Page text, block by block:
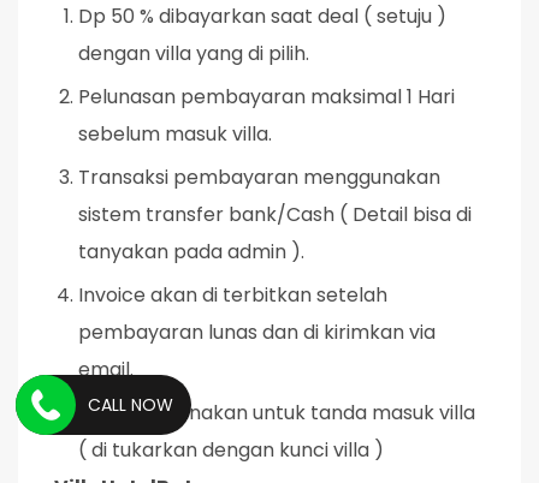
Dp 50 % dibayarkan saat deal ( setuju )
dengan villa yang di pilih.
Pelunasan pembayaran maksimal 1 Hari
sebelum masuk villa.
Transaksi pembayaran menggunakan
sistem transfer bank/Cash ( Detail bisa di
tanyakan pada admin ).
Invoice akan di terbitkan setelah
pembayaran lunas dan di kirimkan via
email.
Invoice digunakan untuk tanda masuk villa
( di tukarkan dengan kunci villa )
CALL NOW